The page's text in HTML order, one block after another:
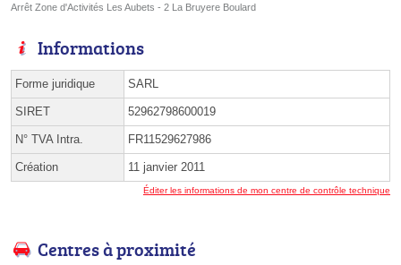
Arrêt Zone d'Activités Les Aubets - 2 La Bruyere Boulard
Informations
Forme juridique SARL
SIRET 52962798600019
N° TVA Intra. FR11529627986
Création 11 janvier 2011
Éditer les informations de mon centre de contrôle technique
Centres à proximité